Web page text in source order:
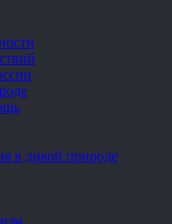
в дикой природе